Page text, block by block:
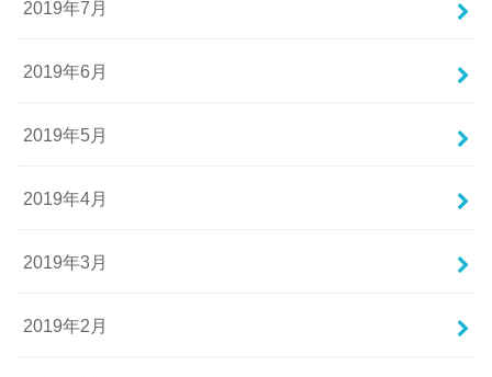
2019年7月
2019年6月
2019年5月
2019年4月
2019年3月
2019年2月